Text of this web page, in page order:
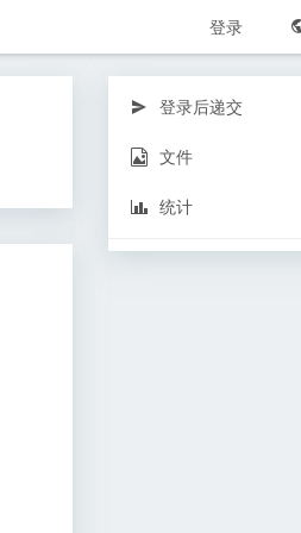
登录
登录后递交
文件
统计